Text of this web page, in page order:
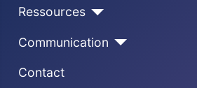
Ressources
Communication
Contact